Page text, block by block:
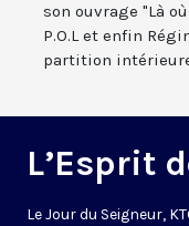
son ouvrage "Là
P.O.L et enfin
partition
L’Esprit
Le Jour du Seigneur,